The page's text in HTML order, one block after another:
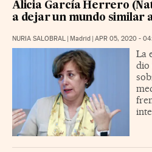
Alicia García Herrero
a dejar un mundo similar
NURIA SALOBRAL Madrid APR 05, 2020 -
La
dio